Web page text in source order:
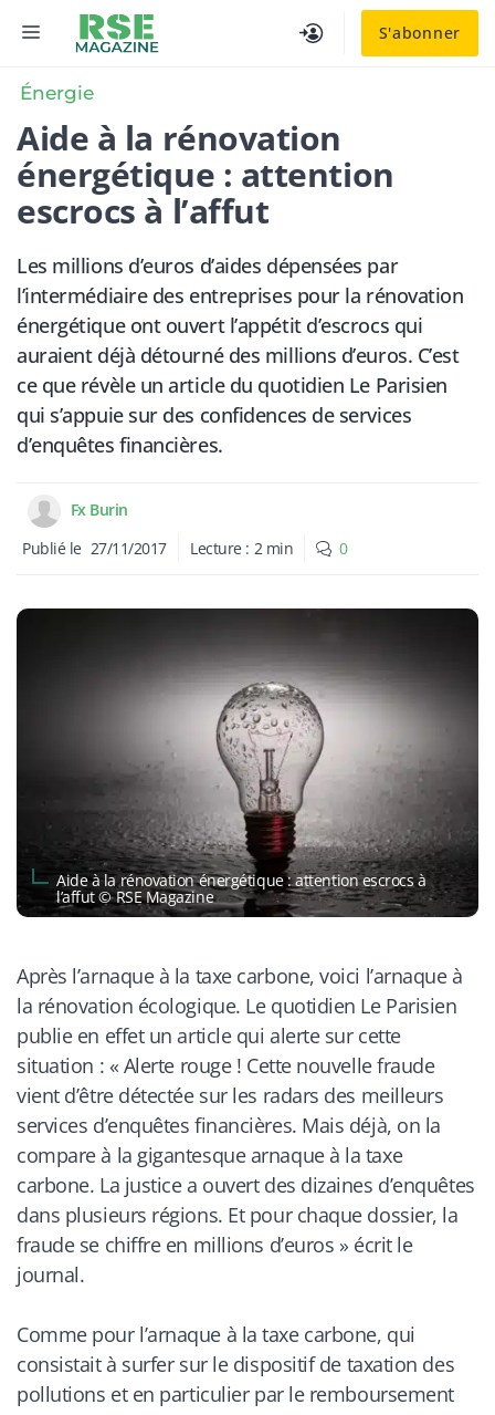
S'abonner
MENU
Énergie
Aide à la rénovation
énergétique : attention
escrocs à l’affut
Les millions d’euros d’aides dépensées par
l’intermédiaire des entreprises pour la rénovation
énergétique ont ouvert l’appétit d’escrocs qui
auraient déjà détourné des millions d’euros. C’est
ce que révèle un article du quotidien Le Parisien
qui s’appuie sur des confidences de services
d’enquêtes financières.
Fx Burin
Publié le 27/11/2017 Lecture : 2 min 0
Aide à la rénovation énergétique : attention escrocs à
l’affut © RSE Magazine
Après l’arnaque à la taxe carbone, voici l’arnaque à
la rénovation écologique. Le quotidien Le Parisien
publie en effet un article qui alerte sur cette
situation : « Alerte rouge ! Cette nouvelle fraude
vient d’être détectée sur les radars des meilleurs
services d’enquêtes financières. Mais déjà, on la
compare à la gigantesquearnaque à la taxe
carbone. La justice a ouvert des dizaines d’enquêtes
dans plusieurs régions. Et pour chaque dossier, la
fraude se chiffre en millions d’euros » écrit le
journal.
Comme pour l’arnaque à la taxe carbone, qui
consistait à surfer sur le dispositif de taxation des
pollutions et en particulier par le remboursement